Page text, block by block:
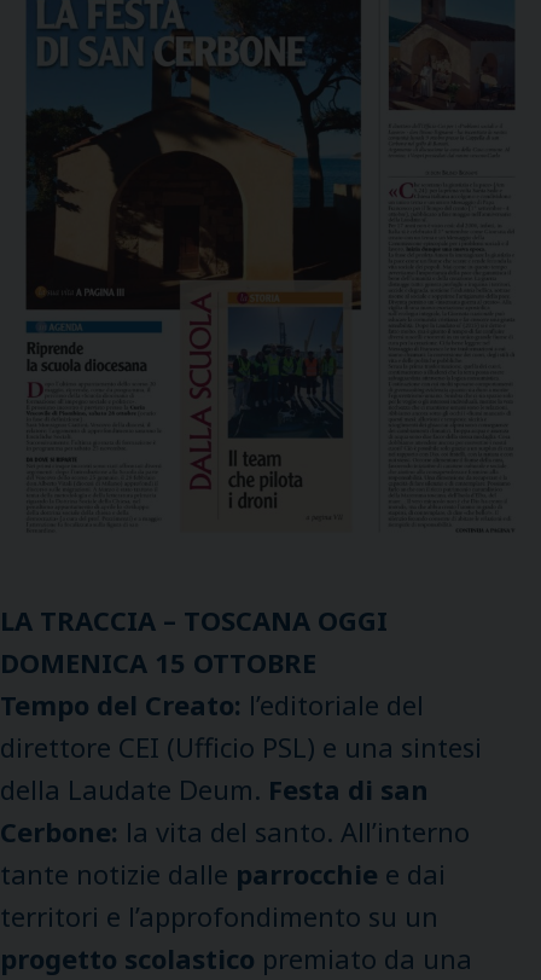
LA TRACCIA – TOSCANA OGGI
DOMENICA 15 OTTOBRE
Tempo del Creato: l’editoriale del
direttore CEI (Ufficio PSL) e una sintesi
della Laudate Deum. Festa di san
Cerbone: la vita del santo. All’interno
tante notizie dalle parrocchie e dai
territori e l’approfondimento su un
progetto scolastico premiato da una